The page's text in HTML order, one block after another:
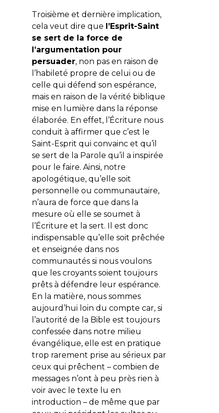
Troisième et dernière implication,
cela veut dire que l’Esprit-Saint
se sert de la force de
l’argumentation pour
persuader, non pas en raison de
l’habileté propre de celui ou de
celle qui défend son espérance,
mais en raison de la vérité biblique
mise en lumière dans la réponse
élaborée. En effet, l’Écriture nous
conduit à affirmer que c’est le
Saint-Esprit qui convainc et qu’il
se sert de la Parole qu’il a inspirée
pour le faire. Ainsi, notre
apologétique, qu’elle soit
personnelle ou communautaire,
n’aura de force que dans la
mesure où elle se soumet à
l’Écriture et la sert. Il est donc
indispensable qu’elle soit prêchée
et enseignée dans nos
communautés si nous voulons
que les croyants soient toujours
prêts à défendre leur espérance.
En la matière, nous sommes
aujourd’hui loin du compte car, si
l’autorité de la Bible est toujours
confessée dans notre milieu
évangélique, elle est en pratique
trop rarement prise au sérieux par
ceux qui prêchent – combien de
messages n’ont à peu près rien à
voir avec le texte lu en
introduction – de même que par